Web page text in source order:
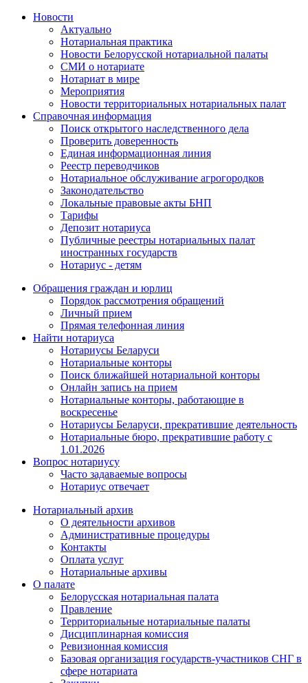
Новости
Актуально
Нотариальная практика
Новости Белорусской нотариальной палаты
СМИ о нотариате
Нотариат в мире
Мероприятия
Новости территориальных нотариальных палат
Справочная информация
Поиск открытого наследственного дела
Проверить доверенность
Единая информационная линия
Реестр переводчиков
Нотариальное обслуживание агрогородков
Законодательство
Локальные правовые акты БНП
Тарифы
Депозит нотариуса
Публичные реестры нотариальных палат
иностранных государств
Нотариус - детям
Обращения граждан и юрлиц
Порядок рассмотрения обращений
Личный прием
Прямая телефонная линия
Найти нотариуса
Нотариусы Беларуси
Нотариальные конторы
Поиск ближайшей нотариальной конторы
Онлайн запись на прием
Нотариальные конторы, работающие в
воскресенье
Нотариусы Беларуси, прекратившие деятельность
Нотариальные бюро, прекратившие работу с
1.01.2026
Вопрос нотариусу
Часто задаваемые вопросы
Нотариус отвечает
Нотариальный архив
О деятельности архивов
Административные процедуры
Контакты
Оплата услуг
Нотариальные архивы
О палате
Белорусская нотариальная палата
Правление
Территориальные нотариальные палаты
Дисциплинарная комиссия
Ревизионная комиссия
Базовая организация государств-участников СНГ в
сфере нотариата